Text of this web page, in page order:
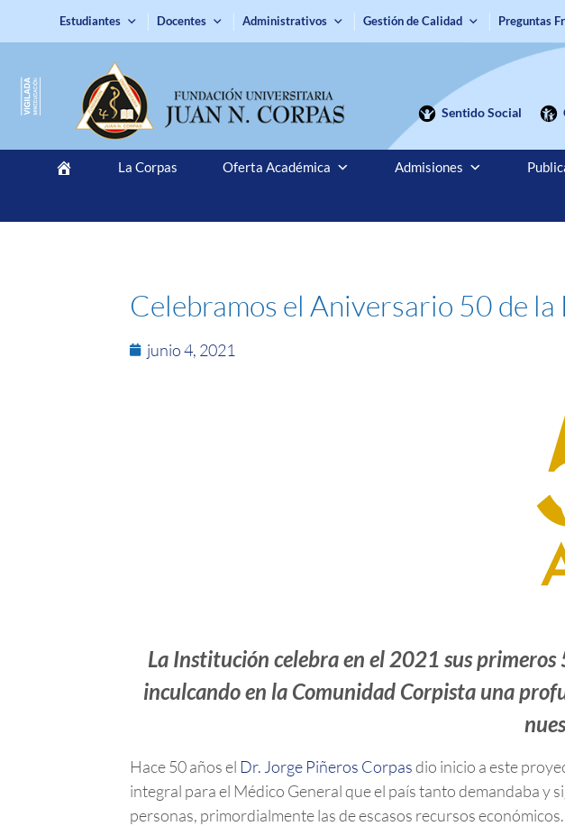
Estudiantes Docentes Administrativos Gestión de Calidad Preguntas
Sentido Social
La Corpas Oferta Académica Admisiones
Celebramos el Aniversario 50 de
junio 4, 2021
La Institución celebra en el 2021 sus
inculcando en la Comunidad Corpista una
Hace 50 años el Dr. Jorge Piñeros Corpasdio inicio a este
integral para el Médico General que el país tanto demandaba y
personas, primordialmente las de escasos recursos económicos.